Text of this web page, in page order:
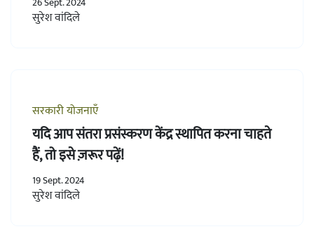
सुरेश वांदिले
सरकारी योजनाएँ
यदि आप संतरा प्रसंस्करण केंद्र स्थापित करना चाहते
हैं, तो इसे ज़रूर पढ़ें!
19 Sept. 2024
सुरेश वांदिले